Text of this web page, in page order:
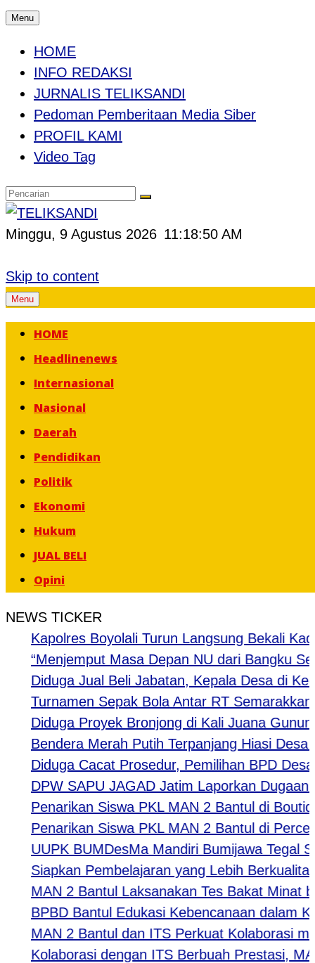
Menu
HOME
INFO REDAKSI
JURNALIS TELIKSANDI
Pedoman Pemberitaan Media Siber
PROFIL KAMI
Video Tag
Minggu, 9 Agustus 2026 11:18:51 AM
Skip to content
Menu
HOME
Headlinenews
Internasional
Nasional
Daerah
Pendidikan
Politik
Ekonomi
Hukum
JUAL BELI
Opini
NEWS TICKER
Kapolres Boyolali Turun Langsung Bekali
“Menjemput Masa Depan NU dari Bangku
Diduga Jual Beli Jabatan, Kepala Desa di Kediri
Turnamen Sepak Bola Antar RT Semarakkan
Diduga Proyek Bronjong di Kali Juana Gunung
Bendera Merah Putih Terpanjang Hiasi Desa
Diduga Cacat Prosedur, Pemilihan BPD Desa
DPW SAPU JAGAD Jatim Laporkan Dugaan
Penarikan Siswa PKL MAN 2 Bantul di Boutiqe
Penarikan Siswa PKL MAN 2 Bantul di
UUPK BUMDesMa Mandiri Bumijawa Tegal
Siapkan Pembelajaran yang Lebih Berkualitas,
MAN 2 Bantul Laksanakan Tes Bakat Minat bagi
BPBD Bantul Edukasi Kebencanaan dalam
MAN 2 Bantul dan ITS Perkuat Kolaborasi
Kolaborasi dengan ITS Berbuah Prestasi,